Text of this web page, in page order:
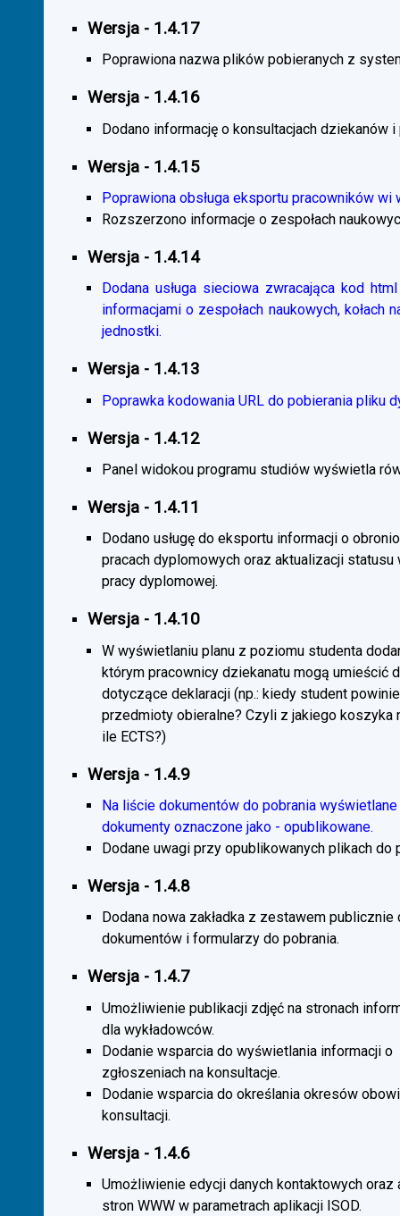
Wersja - 1.4.17
Poprawiona nazwa plików pobieranych z
Wersja - 1.4.16
Dodano informację o konsultacjach dziekanów
Wersja - 1.4.15
Poprawiona obsługa eksportu pracowników wi
Rozszerzono informacje o zespołach
Wersja - 1.4.14
Dodana usługa sieciowa zwracająca kod
informacjami o zespołach naukowych,
jednostki.
Wersja - 1.4.13
Poprawka kodowania URL do pobierania pliku
Wersja - 1.4.12
Panel widokou programu studiów wyświetla
Wersja - 1.4.11
Dodano usługę do eksportu informacji o
pracach dyplomowych oraz aktualizacji
pracy dyplomowej.
Wersja - 1.4.10
W wyświetlaniu planu z poziomu studenta
którym pracownicy dziekanatu mogą umieścić
dotyczące deklaracji (np.: kiedy student
przedmioty obieralne? Czyli z jakiego koszyka
ile ECTS?)
Wersja - 1.4.9
Na liście dokumentów do pobrania
dokumenty oznaczone jako - opublikowane.
Dodane uwagi przy opublikowanych plikach do
Wersja - 1.4.8
Dodana nowa zakładka z zestawem publicznie
dokumentów i formularzy do pobrania.
Wersja - 1.4.7
Umożliwienie publikacji zdjęć na stronach
dla wykładowców.
Dodanie wsparcia do wyświetlania informacji o
zgłoszeniach na konsultacje.
Dodanie wsparcia do określania okresów
konsultacji.
Wersja - 1.4.6
Umożliwienie edycji danych kontaktowych oraz
stron WWW w parametrach aplikacji ISOD.